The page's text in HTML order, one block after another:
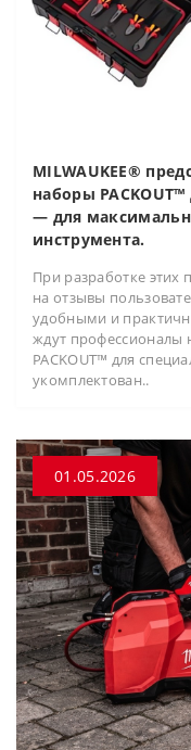
MILWAUKEE®
наборы
— для
инструмента.
При разработке этих
на отзывы
удобными и
ждут профессионалы
PACKOUT™ для
укомплектован..
01.05.2026